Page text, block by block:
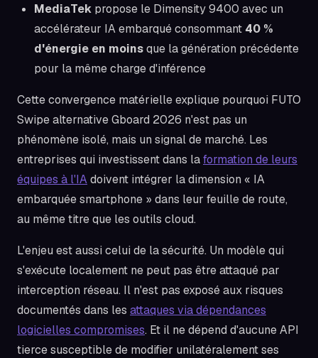
MediaTek propose le Dimensity 9400 avec un
accélérateur IA embarqué consommant 40 %
d'énergie en moinsque la génération précédente
pour la même charge d'inférence
Cette convergence matérielle explique pourquoi FUTO
Swipe alternative Gboard 2026 n'est pas un
phénomène isolé, mais un signal de marché. Les
entreprises qui investissent dans laformation de leurs
équipes à l'IAdoivent intégrer la dimension « IA
embarquée smartphone » dans leur feuille de route,
au même titre que les outils cloud.
L'enjeu est aussi celui de la sécurité. Un modèle qui
s'exécute localement ne peut pas être attaqué par
interception réseau. Il n'est pas exposé aux risques
documentés dans les attaques via dépendances
logicielles compromises. Et il ne dépend d'aucune API
tierce susceptible de modifier unilatéralement ses